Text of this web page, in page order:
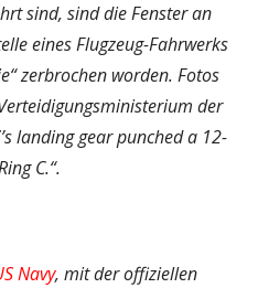
sind, sind die Fenster an
eines Flugzeug-Fahrwerks
zerbrochen worden. Fotos
der
landing gear punched a 12-
C.“.
Navy, mit der offiziellen